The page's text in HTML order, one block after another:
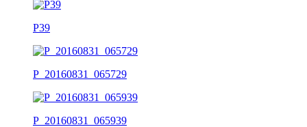
P39
P_20160831_065729
P_20160831_065939